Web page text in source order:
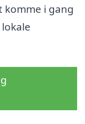
i gang